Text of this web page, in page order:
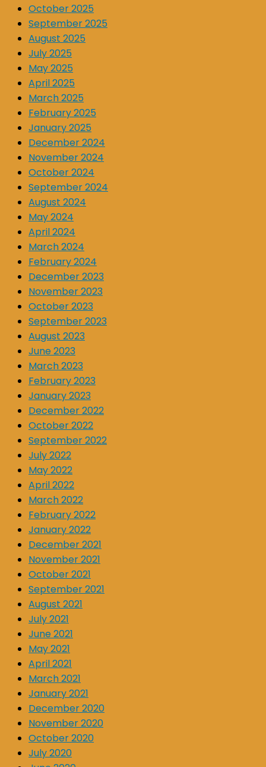
October 2025
September 2025
August 2025
July 2025
May 2025
April 2025
March 2025
February 2025
January 2025
December 2024
November 2024
October 2024
September 2024
August 2024
May 2024
April 2024
March 2024
February 2024
December 2023
November 2023
October 2023
September 2023
August 2023
June 2023
March 2023
February 2023
January 2023
December 2022
October 2022
September 2022
July 2022
May 2022
April 2022
March 2022
February 2022
January 2022
December 2021
November 2021
October 2021
September 2021
August 2021
July 2021
June 2021
May 2021
April 2021
March 2021
January 2021
December 2020
November 2020
October 2020
July 2020